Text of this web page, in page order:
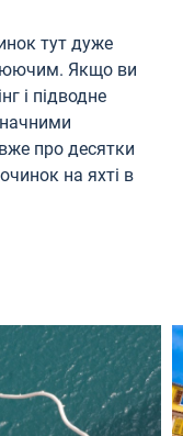
тут дуже
Якщо ви
і підводне
про десятки
на яхті в